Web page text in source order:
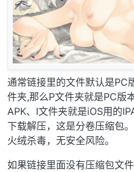
通常链接里的文件默认是PC
件夹,那么P文件夹就是PC版
APK、I文件夹就是iOS用的
下载解压，这是分卷压缩包
火绒杀毒，无安全风险。
如果链接里面没有压缩包文